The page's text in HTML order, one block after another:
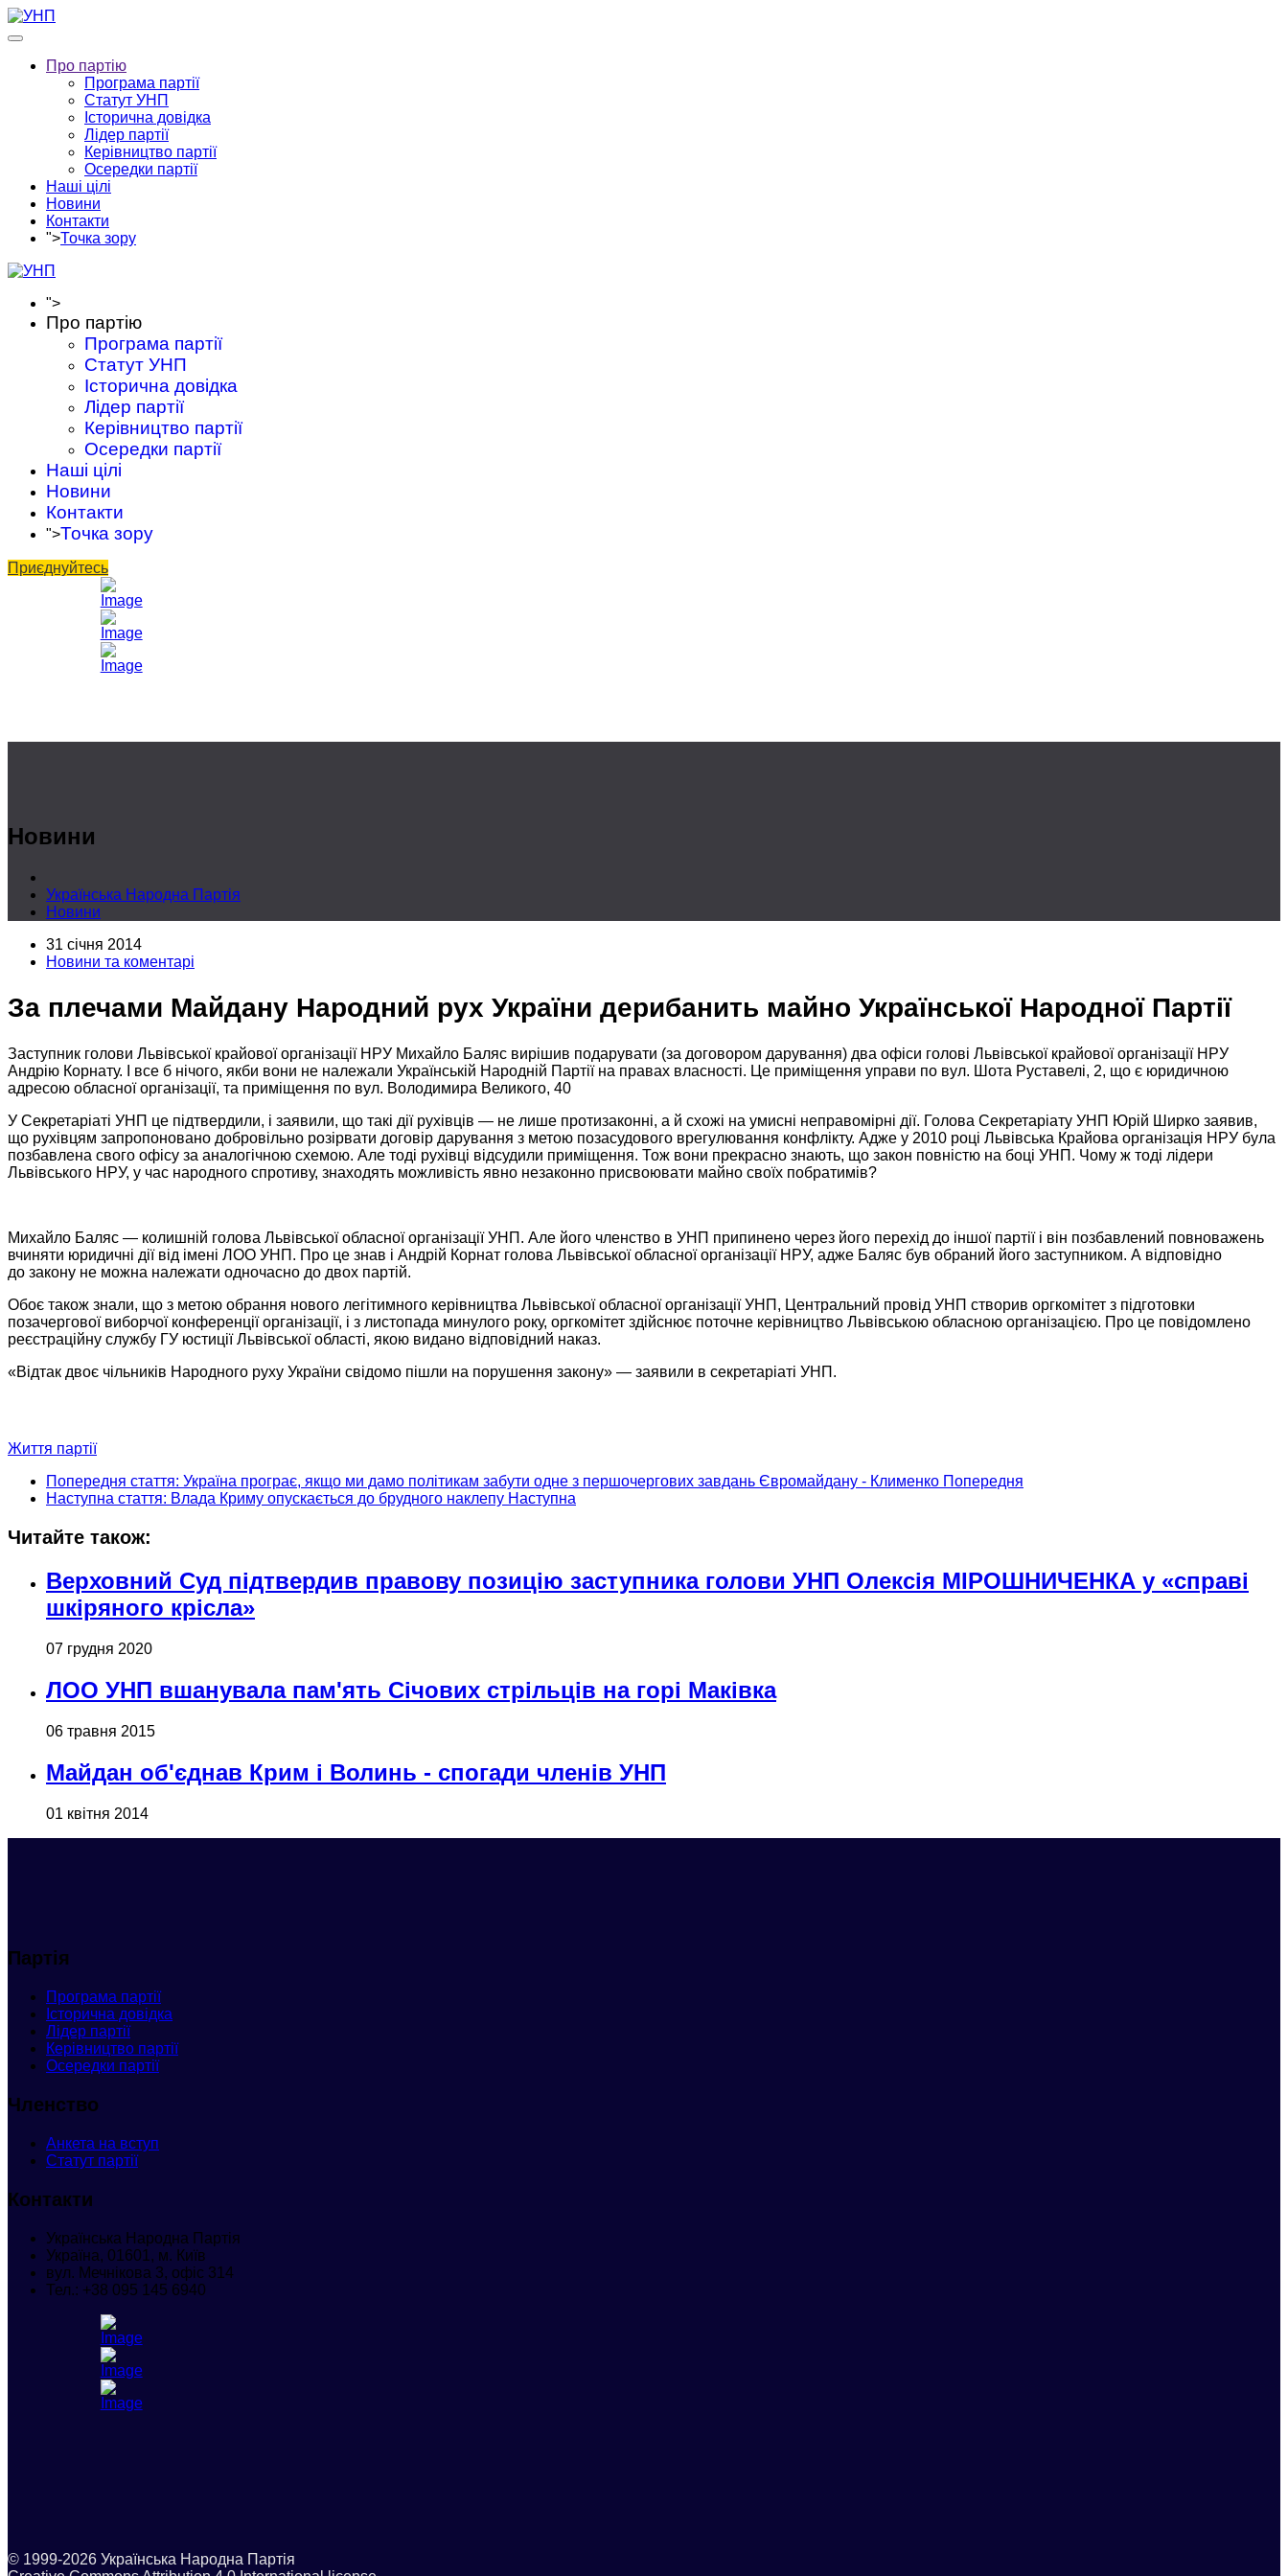
Про партію
Програма партії
Статут УНП
Історична довідка
Лідер партії
Керівництво партії
Осередки партії
Наші цілі
Новини
Контакти
">Точка зору
">
Про партію
Програма партії
Статут УНП
Історична довідка
Лідер партії
Керівництво партії
Осередки партії
Наші цілі
Новини
Контакти
">Точка зору
Приєднуйтесь
Новини
Українська Народна Партія
Новини
31 січня 2014
Новини та коментарі
За плечами Майдану Народний рух України дерибанить майно Української Народної Партії
Заступник голови Львівської крайової організації НРУ Михайло Баляс вирішив подарувати (за договором дарування) два офіси голові Львівської крайової організації НРУ
Андрію Корнату. І все б нічого, якби вони не належали Українській Народній Партії на правах власності. Це приміщення управи по вул. Шота Руставелі, 2, що є юридичною
адресою обласної організації, та приміщення по вул. Володимира Великого, 40
У Секретаріаті УНП це підтвердили, і заявили, що такі дії рухівців — не лише протизаконні, а й схожі на умисні неправомірні дії. Голова Секретаріату УНП Юрій Ширко заявив,
що рухівцям запропоновано добровільно розірвати договір дарування з метою позасудового врегулювання конфлікту. Адже у 2010 році Львівська Крайова організація НРУ була
позбавлена свого офісу за аналогічною схемою. Але тоді рухівці відсудили приміщення. Тож вони прекрасно знають, що закон повністю на боці УНП. Чому ж тоді лідери
Львівського НРУ, у час народного спротиву, знаходять можливість явно незаконно присвоювати майно своїх побратимів?
Михайло Баляс — колишній голова Львівської обласної організації УНП. Але його членство в УНП припинено через його перехід до іншої партії і він позбавлений повноважень
вчиняти юридичні дії від імені ЛОО УНП. Про це знав і Андрій Корнат голова Львівської обласної організації НРУ, адже Баляс був обраний його заступником. А відповідно
до закону не можна належати одночасно до двох партій.
Обоє також знали, що з метою обрання нового легітимного керівництва Львівської обласної організації УНП, Центральний провід УНП створив оргкомітет з підготовки
позачергової виборчої конференції організації, і з листопада минулого року, оргкомітет здійснює поточне керівництво Львівською обласною організацією. Про це повідомлено
реєстраційну службу ГУ юстиції Львівської області, якою видано відповідний наказ.
«Відтак двоє чільників Народного руху України свідомо пішли на порушення закону» — заявили в секретаріаті УНП.
Життя партії
Попередня стаття: Україна програє, якщо ми дамо політикам забути одне з першочергових завдань Євромайдану - Клименко Попередня
Наступна стаття: Влада Криму опускається до брудного наклепу Наступна
Читайте також:
Верховний Суд підтвердив правову позицію заступника голови УНП Олексія МІРОШНИЧЕНКА у «справі
шкіряного крісла»
07 грудня 2020
ЛОО УНП вшанувала пам'ять Січових стрільців на горі Маківка
06 травня 2015
Майдан об'єднав Крим і Волинь - спогади членів УНП
01 квітня 2014
Партія
Програма партії
Історична довідка
Лідер партії
Керівництво партії
Осередки партії
Членство
Анкета на вступ
Статут партії
Контакти
Українська Народна Партія
Україна, 01601, м. Київ
вул. Мечнікова 3, офіс 314
Тел.: +38 095 145 6940
© 1999-2026 Українська Народна Партія